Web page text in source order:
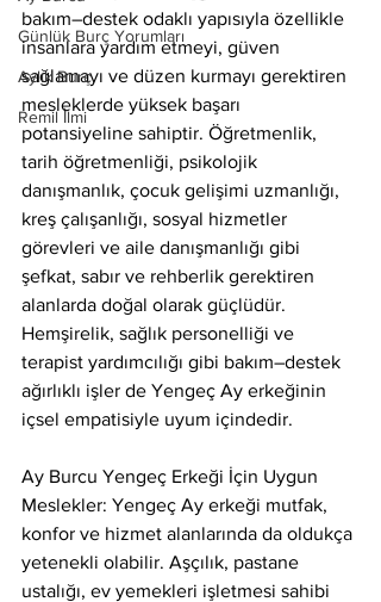
Günlük Burç Yorumları
Aylık Burç
Remil İlmi
bakım–destek odaklı yapısıyla özellikle
insanlara yardım etmeyi, güven
sağlamayı ve düzen kurmayı gerektiren
mesleklerde yüksek başarı
potansiyeline sahiptir. Öğretmenlik,
tarih öğretmenliği, psikolojik
danışmanlık, çocuk gelişimi uzmanlığı,
kreş çalışanlığı, sosyal hizmetler
görevleri ve aile danışmanlığı gibi
şefkat, sabır ve rehberlik gerektiren
alanlarda doğal olarak güçlüdür.
Hemşirelik, sağlık personelliği ve
terapist yardımcılığı gibi bakım–destek
ağırlıklı işler de Yengeç Ay erkeğinin
içsel empatisiyle uyum içindedir.
Ay Burcu Yengeç Erkeği İçin Uygun
Meslekler: Yengeç Ay erkeği mutfak,
konfor ve hizmet alanlarında da oldukça
yetenekli olabilir. Aşçılık, pastane
ustalığı, ev yemekleri işletmesi sahibi